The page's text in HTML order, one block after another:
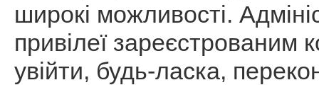
широкі можливості.
привілеї зареєстрованим
увійти, будь-ласка,